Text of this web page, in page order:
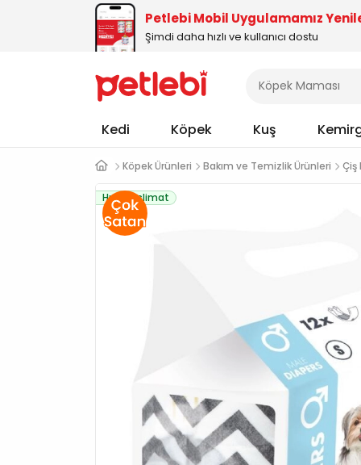
Petlebi Mobil Uygulamamız
Şimdi daha hızlı ve kullanıcı dostu
Kedi Köpek Kuş
Köpek Ürünleri Bakım ve Temizlik Ürünleri Çiş
Hızlı Teslimat